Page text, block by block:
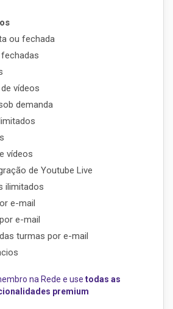
ou fechada
vídeos
demanda
vídeos
de Youtube Live
ilimitados
e-mail
e-mail
turmas por e-mail
na Rede e use todas as
premium